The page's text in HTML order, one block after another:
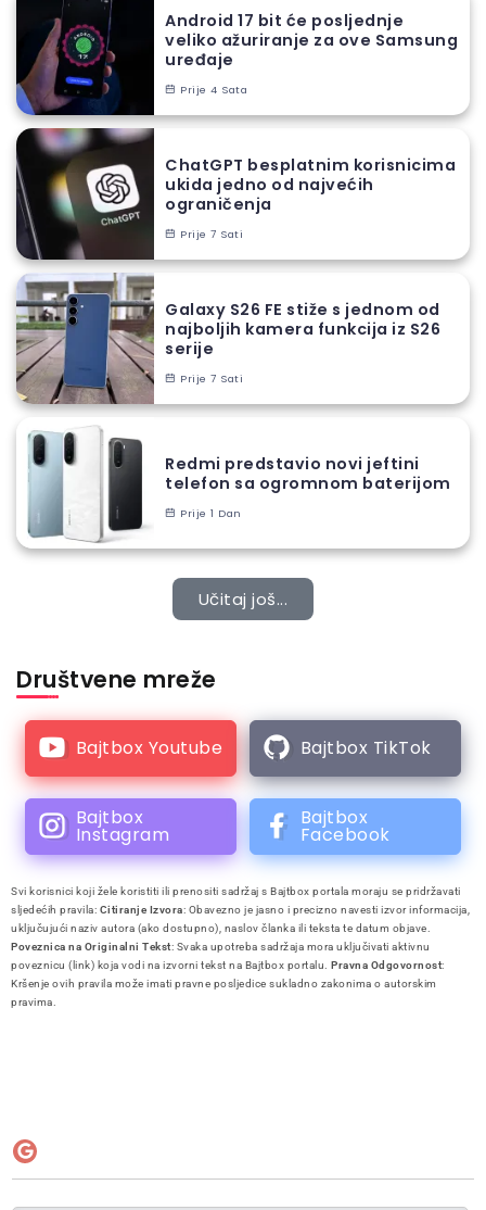
Android 17 bit će posljednje
veliko ažuriranje za ove Samsung
uređaje
Prije 4 Sata
ChatGPT besplatnim korisnicima
ukida jedno od najvećih
ograničenja
Prije 7 Sati
Galaxy S26 FE stiže s jednom od
najboljih kamera funkcija iz S26
serije
Prije 7 Sati
Redmi predstavio novi jeftini
telefon sa ogromnom baterijom
Prije 1 Dan
Učitaj još...
Društvene mreže
Bajtbox Youtube Bajtbox TikTok
Bajtbox
Instagram
Bajtbox
Facebook
Svi korisnici koji žele koristiti ili prenositi sadržaj s Bajtbox portala moraju se pridržavati
sljedećih pravila: Citiranje Izvora: Obavezno je jasno i precizno navesti izvor informacija,
uključujući naziv autora (ako dostupno), naslov članka ili teksta te datum objave.
Poveznica na Originalni Tekst: Svaka upotreba sadržaja mora uključivati aktivnu
poveznicu (link) koja vodi na izvorni tekst na Bajtbox portalu. Pravna Odgovornost:
Kršenje ovih pravila može imati pravne posljedice sukladno zakonima o autorskim
pravima.